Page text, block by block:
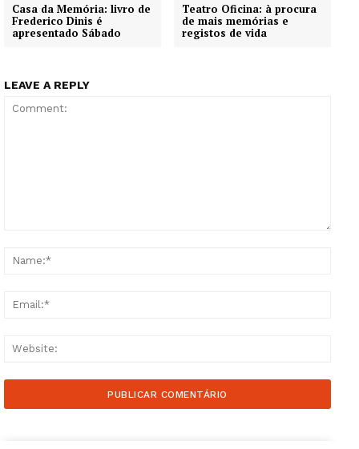
Casa da Memória: livro de
Frederico Dinis é
apresentado Sábado
Teatro Oficina: à procura
de mais memórias e
registos de vida
LEAVE A REPLY